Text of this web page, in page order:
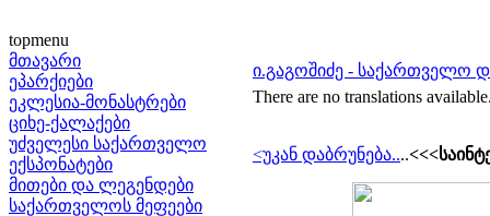
topmenu
მთავარი
ეპარქიები
ეკლესია-მონასტრები
ციხე-ქალაქები
უძველესი საქართველო
ექსპონატები
მითები და ლეგენდები
საქართველოს მეფეები
ი.გაგოშიძე - საქართველო
There are no translations
<უკან დაბრუნება....